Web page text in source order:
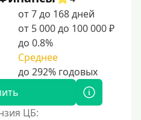
от 7 до 168 дней
от 5 000 до 100 000 ₽
до 0.8%
Среднее
ЦБ: